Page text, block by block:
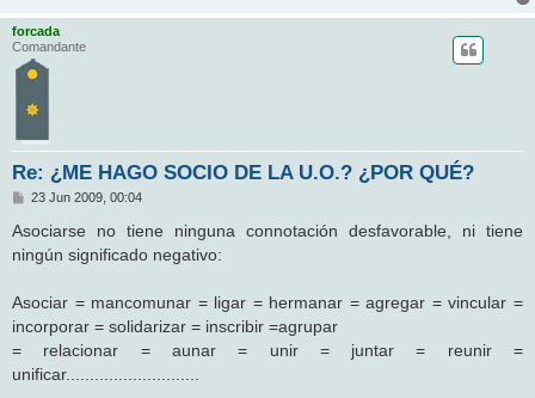
forcada
Comandante
Re: ¿ME HAGO SOCIO DE LA U.O.? ¿POR QUÉ?
M
n
a
23 Jun 2009, 00:04
Asociarse no tiene ninguna connotación desfavorable, ni tiene
ningún significado negativo:
Asociar = mancomunar = ligar = hermanar = agregar = vincular =
incorporar = solidarizar = inscribir =agrupar
= relacionar = aunar = unir = juntar = reunir =
unificar............................